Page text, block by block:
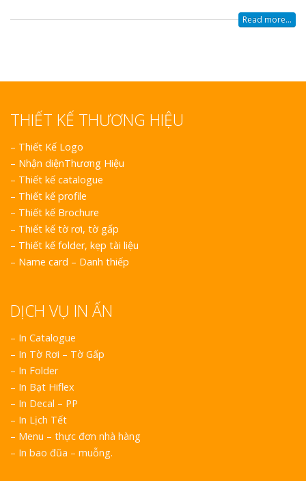
Read more...
THIẾT KẾ THƯƠNG HIỆU
– Thiết Kế Logo
– Nhận diệnThương Hiệu
– Thiết kế catalogue
– Thiết kế profile
– Thiết kế Brochure
– Thiết kế tờ rơi, tờ gấp
– Thiết kế folder, kẹp tài liệu
– Name card – Danh thiếp
DỊCH VỤ IN ẤN
– In Catalogue
– In Tờ Rơi – Tờ Gấp
– In Folder
– In Bạt Hiflex
– In Decal – PP
– In Lịch Tết
– Menu – thực đơn nhà hàng
– In bao đũa – muỗng.